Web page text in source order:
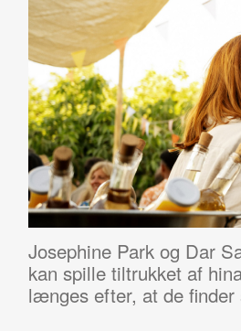
Josephine Park og Dar
kan spille tiltrukket af
længes efter, at de finder